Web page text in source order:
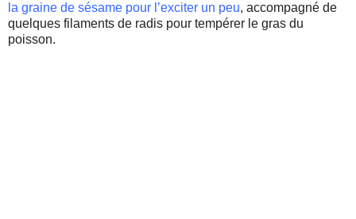
la graine de sésame pour l’exciter un peu, accompagné de
quelques filaments de radis pour tempérer le gras du
poisson.